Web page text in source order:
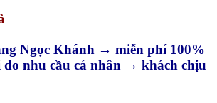
Ngọc Khánh → miễn phí 100%
do nhu cầu cá nhân → khách chịu